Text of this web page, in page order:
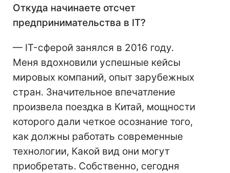
Откуда начинаете отсчет
предпринимательства в IТ?
— IT-сферой занялся в 2016 году.
Меня вдохновили успешные кейсы
мировых компаний, опыт зарубежных
стран. Значительное впечатление
произвела поездка в Китай, мощности
которого дали четкое осознание того,
как должны работать современные
технологии, Какой вид они могут
приобретать. Собственно, сегодня